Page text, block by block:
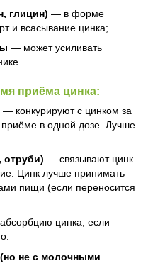
глицин) — в форме
и всасывание цинка;
— может усиливать
приёма цинка:
— конкурируют с цинком за
в одной дозе. Лучше
отруби) — связывают цинк
Цинк лучше принимать
пищи (если переносится
цинка, если
не с молочными